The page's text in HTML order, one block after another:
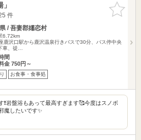
お気に入
りに追加
件
/ 吾妻郡嬬恋村
6.72km
鹿沢口駅から鹿沢温泉行きバスで30分、バス停中央
車、徒…
間
金 750円～
お食事・食事処
❗️岩盤浴もあって最高すぎます🥰今度はスノボ
魔したいです✨